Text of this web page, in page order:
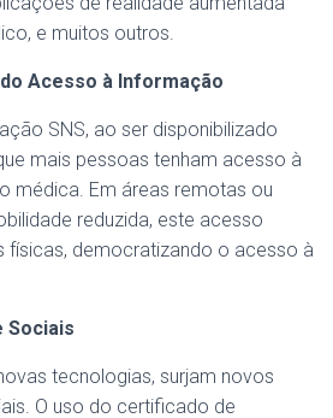
e muitos outros.
Acesso à Informação
SNS, ao ser disponibilizado
mais pessoas tenham acesso à
médica. Em áreas remotas ou
reduzida, este acesso
físicas, democratizando o acesso à
Sociais
tecnologias, surjam novos
O uso do certificado de